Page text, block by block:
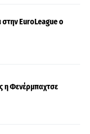
στην EuroLeague ο
η Φενέρμπαχτσε